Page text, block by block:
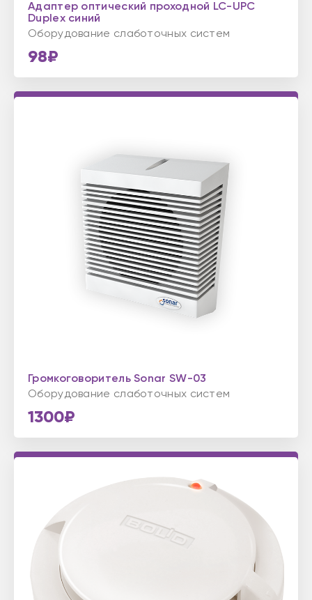
Адаптер оптический проходной LC-UPC
Duplex синий
Оборудование слаботочных систем
98₽
Громкоговоритель Sonar SW-03
Оборудование слаботочных систем
1300₽